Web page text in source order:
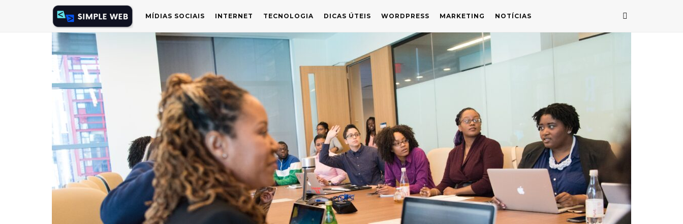
MÍDIAS SOCIAIS INTERNET TECNOLOGIA DICAS ÚTEIS WORDPRESS MARKETING NOTÍCIAS